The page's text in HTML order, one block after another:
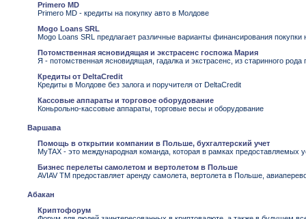
Primero MD
Primero MD - кредиты на покупку авто в Молдове
Mogo Loans SRL
Mogo Loans SRL предлагает различные варианты финансирования покупки
Потомственная ясновидящая и экстрасенс госпожа Мария
Я - потомственная ясновидящая, гадалка и экстрасенс, из старинного
Кредиты от DeltaCredit
Кредиты в Молдове без залога и поручителя от DeltaCredit
Кассовые аппараты и торговое оборудование
Коньрольно-кассовые аппараты, торговые весы и оборудование
Варшава
Помощь в открытии компании в Польше, бухгалтерский учет
MyTAX - это международная команда, которая в рамках предоставляемых
Бизнес перелеты самолетом и вертолетом в Польше
AVIAV TM предоставляет аренду самолета, вертолета в Польше,
Абакан
Криптофорум